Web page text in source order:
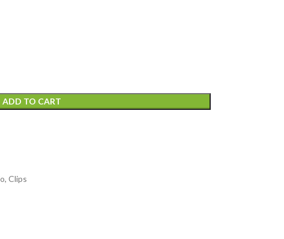
ADD TO CART
, Clips